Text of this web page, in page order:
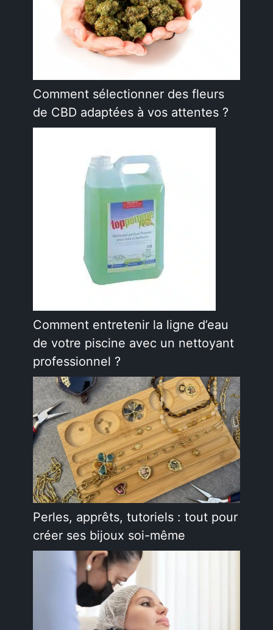
Comment sélectionner des fleurs
de CBD adaptées à vos attentes ?
Comment entretenir la ligne d’eau
de votre piscine avec un nettoyant
professionnel ?
Perles, apprêts, tutoriels : tout pour
créer ses bijoux soi-même